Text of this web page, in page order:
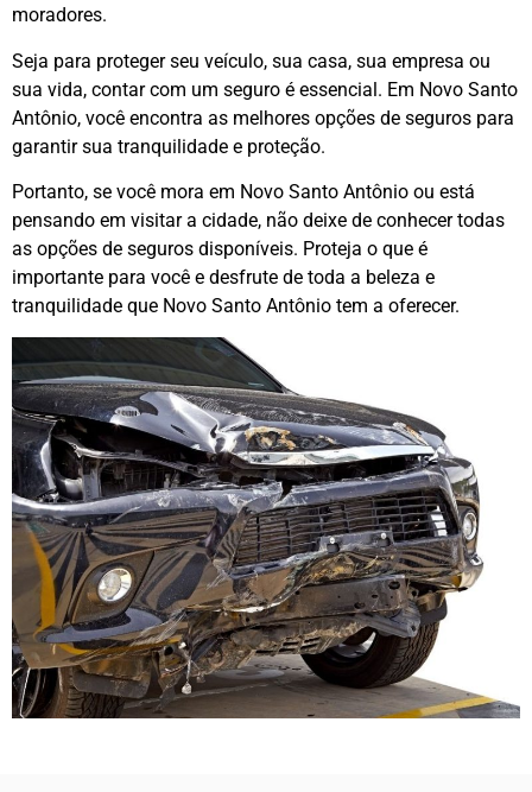
moradores.
Seja para proteger seu veículo, sua casa, sua empresa ou
sua vida, contar com um seguro é essencial. Em Novo Santo
Antônio, você encontra as melhores opções de seguros para
garantir sua tranquilidade e proteção.
Portanto, se você mora em Novo Santo Antônio ou está
pensando em visitar a cidade, não deixe de conhecer todas
as opções de seguros disponíveis. Proteja o que é
importante para você e desfrute de toda a beleza e
tranquilidade que Novo Santo Antônio tem a oferecer.